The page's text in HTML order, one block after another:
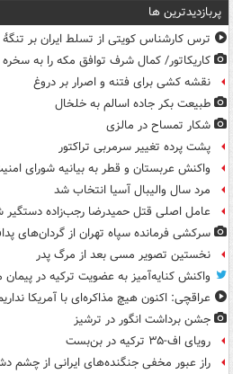
پربازدیدترین ها
ترس کارشناس کویتی از تسلط ایران بر
کاریکاتور/ کمال شرف توافق مکه را به
نقشه کشی برای فتنه و اصرار بر دروغ
طبیعت بکر جاده اسالم به خلخال
شکار تمساح در مالزی
پشت پرده تغییر سرمربی تراکتور
واکنش عربستان و قطر به بیانیه شورای
مرد سال والیبال آسیا انتخاب شد
عامل اصلی قتل حمیدرضا رجب‌زاده دستگیر
سرکشی فرمانده سپاه تهران از گردان‌های
نخستین تصویر مسی بعد از مرگ پدر
واکنش کنایه‌آمیز به عضویت ترکیه در
عراقچی: اکنون هیچ مذاکره‌ای با آمریکا
جشن برداشت انگور در ترشیز
رویای اف-۳۵ ترکیه در بن‌بست
راز عبور مخفی جنگنده‌های ایرانی از چشم